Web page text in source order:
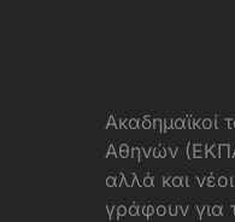
Aκαδημαϊκοί
Αθηνών
αλλά και
γράφουν για